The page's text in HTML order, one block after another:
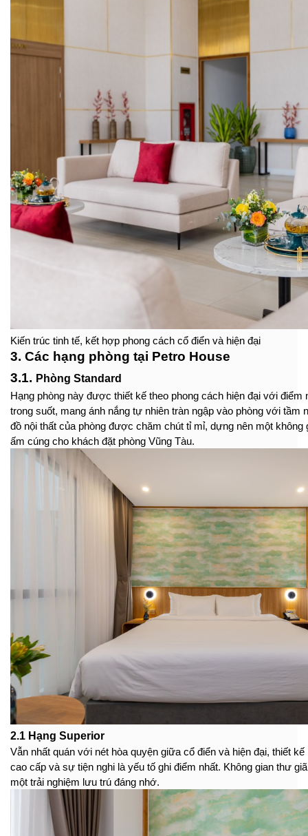
Kiến trúc tinh tế, kết hợp phong cách cổ điển và hiện đại
3. Các hạng phòng tại Petro House
3.1. Phòng Standard
Hạng phòng này được thiết kế theo phong cách hiện đại với điểm
trong suốt, mang ánh nắng tự nhiên tràn ngập vào phòng với tầm
đồ nội thất của phòng được chăm chút tỉ mỉ, dựng nên một
ấm cúng cho khách đặt phòng Vũng Tàu.
Hạng phòng Standard
2.1 Hạng Superior
Vẫn nhất quán với nét hòa quyện giữa cổ điển và hiện đại, thiết kế
cao cấp và sự tiện nghi là yếu tố ghi điểm nhất. Không gian thư
một trải nghiệm lưu trú đáng nhớ.